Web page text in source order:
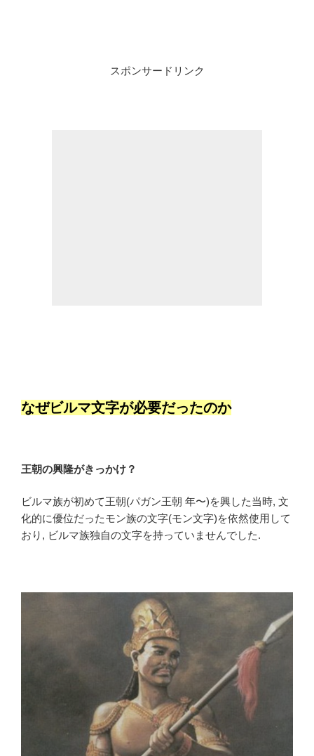
スポンサードリンク
なぜビルマ文字が必要だったのか
王朝の興隆がきっかけ？
ビルマ族が初めて王朝(パガン王朝 年〜)を興した当時, 文
化的に優位だったモン族の文字(モン文字)を依然使用して
おり, ビルマ族独自の文字を持っていませんでした.